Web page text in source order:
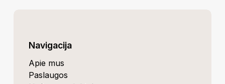
Navigacija
Apie mus
Paslaugos